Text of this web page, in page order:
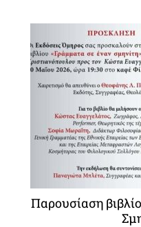
Παρουσίαση